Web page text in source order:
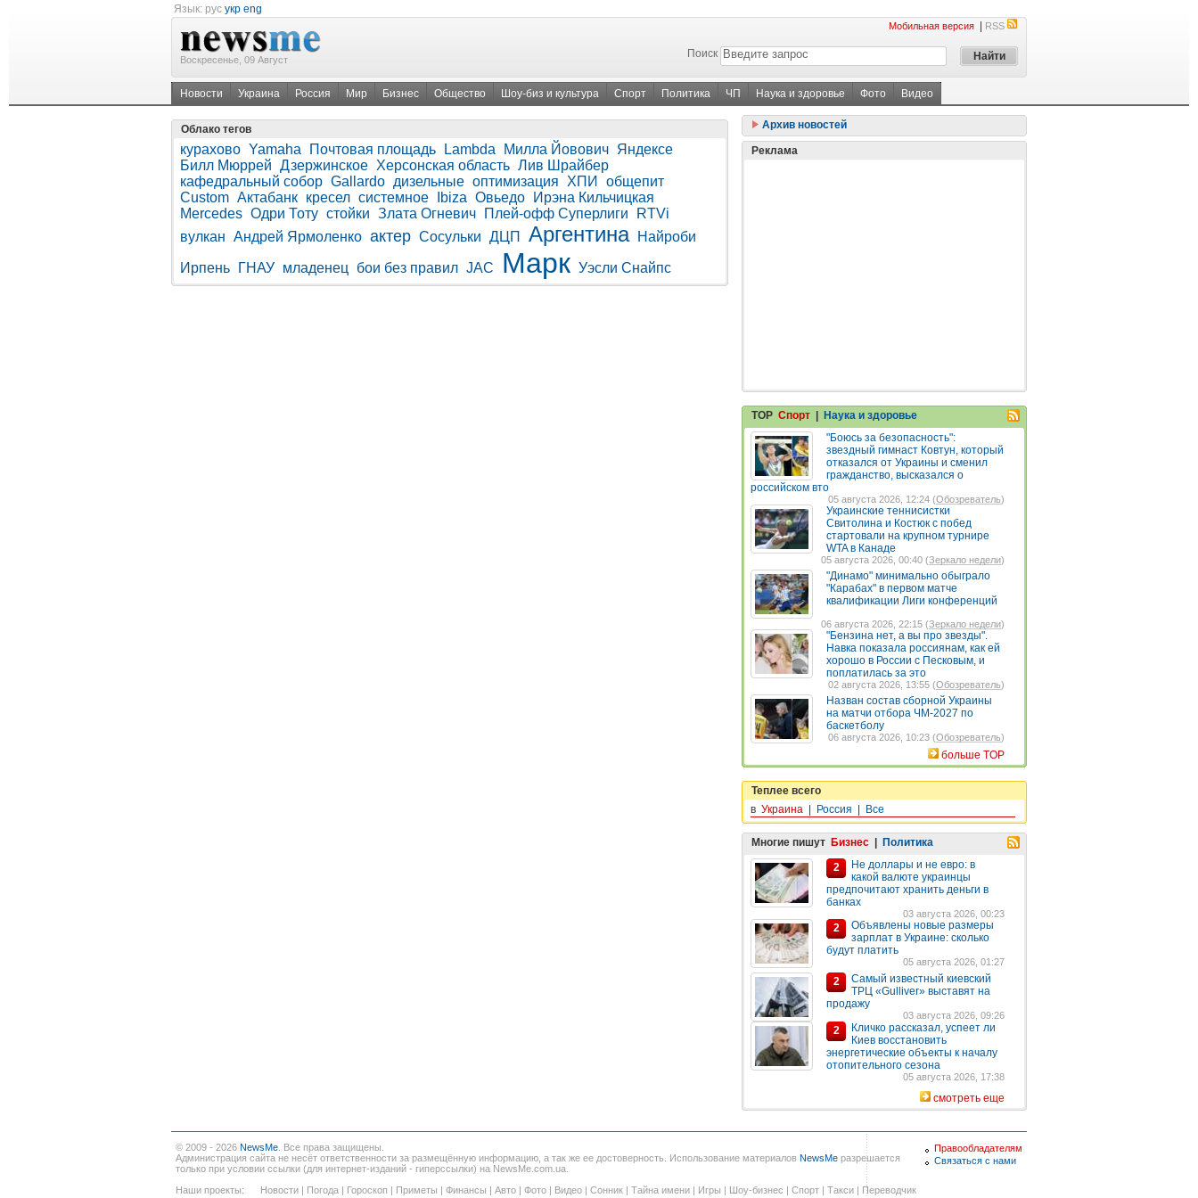
Язык: рус укр eng
Воскресенье, 09 Август
Мобильная версия RSS
Поиск
Новости Украина Россия Мир Бизнес Общество Шоу-биз и культура Спорт Политика ЧП Наука и здоровье Фото Видео
Облако тегов
курахово Yamaha Почтовая площадь Lambda Милла Йовович Яндексе
Билл Мюррей Дзержинское Херсонская область Лив Шрайбер
кафедральный собор Gallardo дизельные оптимизация ХПИ
общепит
Custom Актабанк кресел системное Ibiza Овьедо
Ирэна Кильчицкая
Mercedes Одри Тоту стойки Злата Огневич Плей-офф Суперлиги
RTVi
вулкан Андрей Ярмоленко актер Сосульки ДЦП Аргентина Найроби
Ирпень ГНАУ младенец бои без правил JAC Марк Уэсли Снайпс
Архив новостей
Реклама
TOP Спорт
Наука и здоровье
"Боюсь за безопасность":
звездный гимнаст Ковтун, который
отказался от Украины и сменил
гражданство, высказался о
российском вто
05 августа 2026, 12:24 (Обозреватель)
Украинские теннисистки
Свитолина и Костюк с побед
стартовали на крупном турнире
WTA в Канаде
05 августа 2026, 00:40 (Зеркало недели)
"Динамо" минимально обыграло
"Карабах" в первом матче
квалификации Лиги конференций
06 августа 2026, 22:15 (Зеркало недели)
"Бензина нет, а вы про звезды".
Навка показала россиянам, как ей
хорошо в России с Песковым, и
поплатилась за это
02 августа 2026, 13:55 (Обозреватель)
Назван состав сборной Украины
на матчи отбора ЧМ-2027 по
баскетболу
06 августа 2026, 10:23 (Обозреватель)
больше TOP
Теплее всего
в Украина Россия Все
Многие пишут Бизнес
Политика
2
Не доллары и не евро: в
какой валюте украинцы
предпочитают хранить деньги в
банках
03 августа 2026, 00:23
2
Объявлены новые размеры
зарплат в Украине: сколько
будут платить
05 августа 2026, 01:27
2
Самый известный киевский
ТРЦ «Gulliver» выставят на
продажу
03 августа 2026, 09:26
2
Кличко рассказал, успеет ли
Киев восстановить
энергетические объекты к началу
отопительного сезона
05 августа 2026, 17:38
смотреть еще
© 2009 - 2026 NewsMe . Все права защищены.
Администрация сайта не несёт ответственности за размещённую информацию, а так же ее достоверность. Использование материалов NewsMe разрешается
только при условии ссылки (для интернет-изданий - гиперссылки) на NewsMe.com.ua.
Наши проекты:
Новости | Погода | Гороскоп | Приметы | Финансы | Авто | Фото | Видео | Сонник | Тайна имени | Игры | Шоу-бизнес | Спорт | Такси | Переводчик
Правообладателям
Связаться с нами